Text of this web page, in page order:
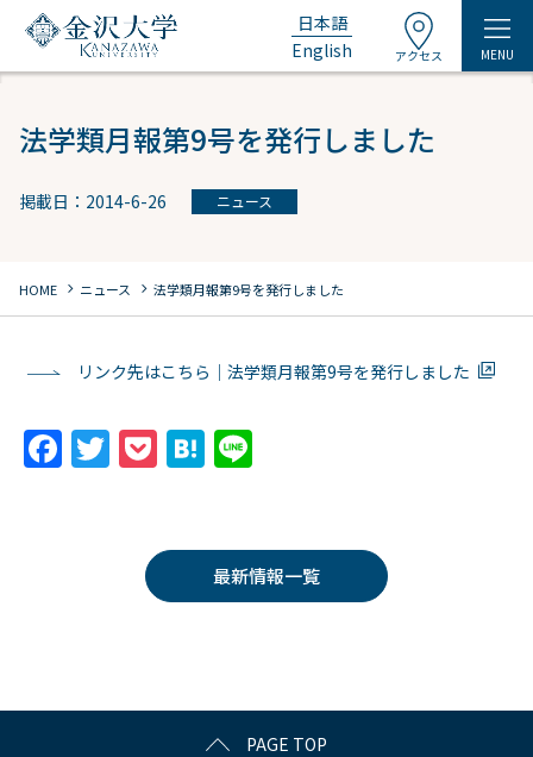
日本語
English
アクセス MENU
法学類月報第9号を発行しました
掲載日：2014-6-26 ニュース
HOME chevron_right ニュース chevron_right 法学類月報第9号を発行しました
リンク先はこちら｜法学類月報第9号を発行しました
F
k
T
er
P
k
et
H
n
a
最新情報一覧
PAGE TOP